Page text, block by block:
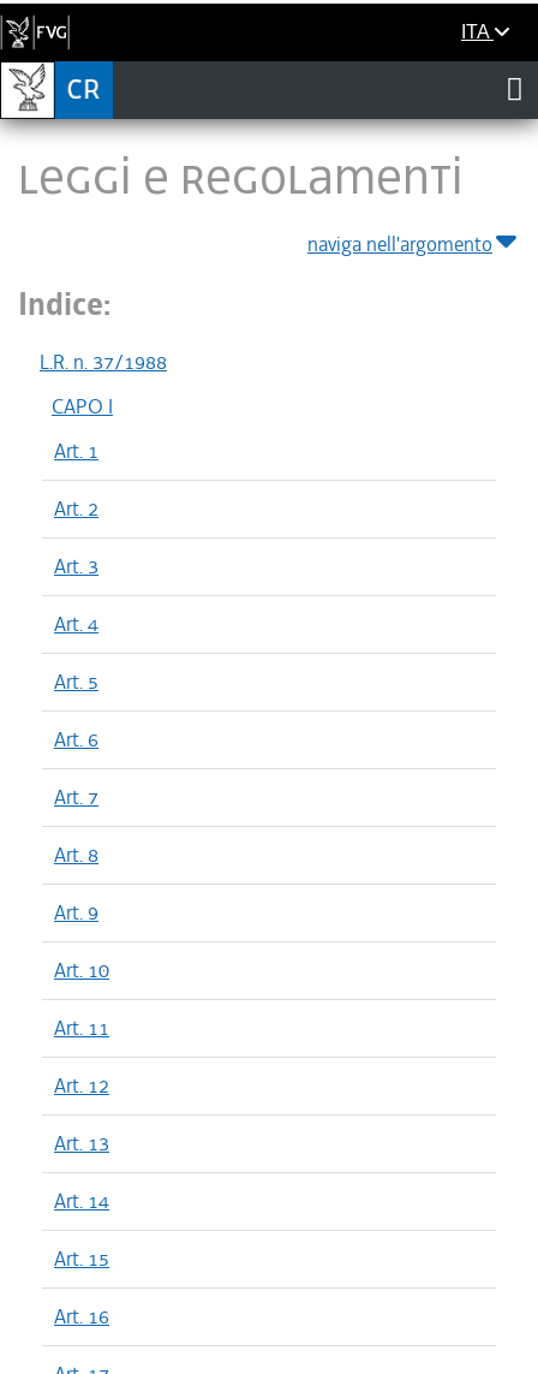
ITA
LEGGI E REGOLAMENTI
naviga nell'argomento
Indice:
L.R. n. 37/1988
CAPO I
Art. 1
Art. 2
Art. 3
Art. 4
Art. 5
Art. 6
Art. 7
Art. 8
Art. 9
Art. 10
Art. 11
Art. 12
Art. 13
Art. 14
Art. 15
Art. 16